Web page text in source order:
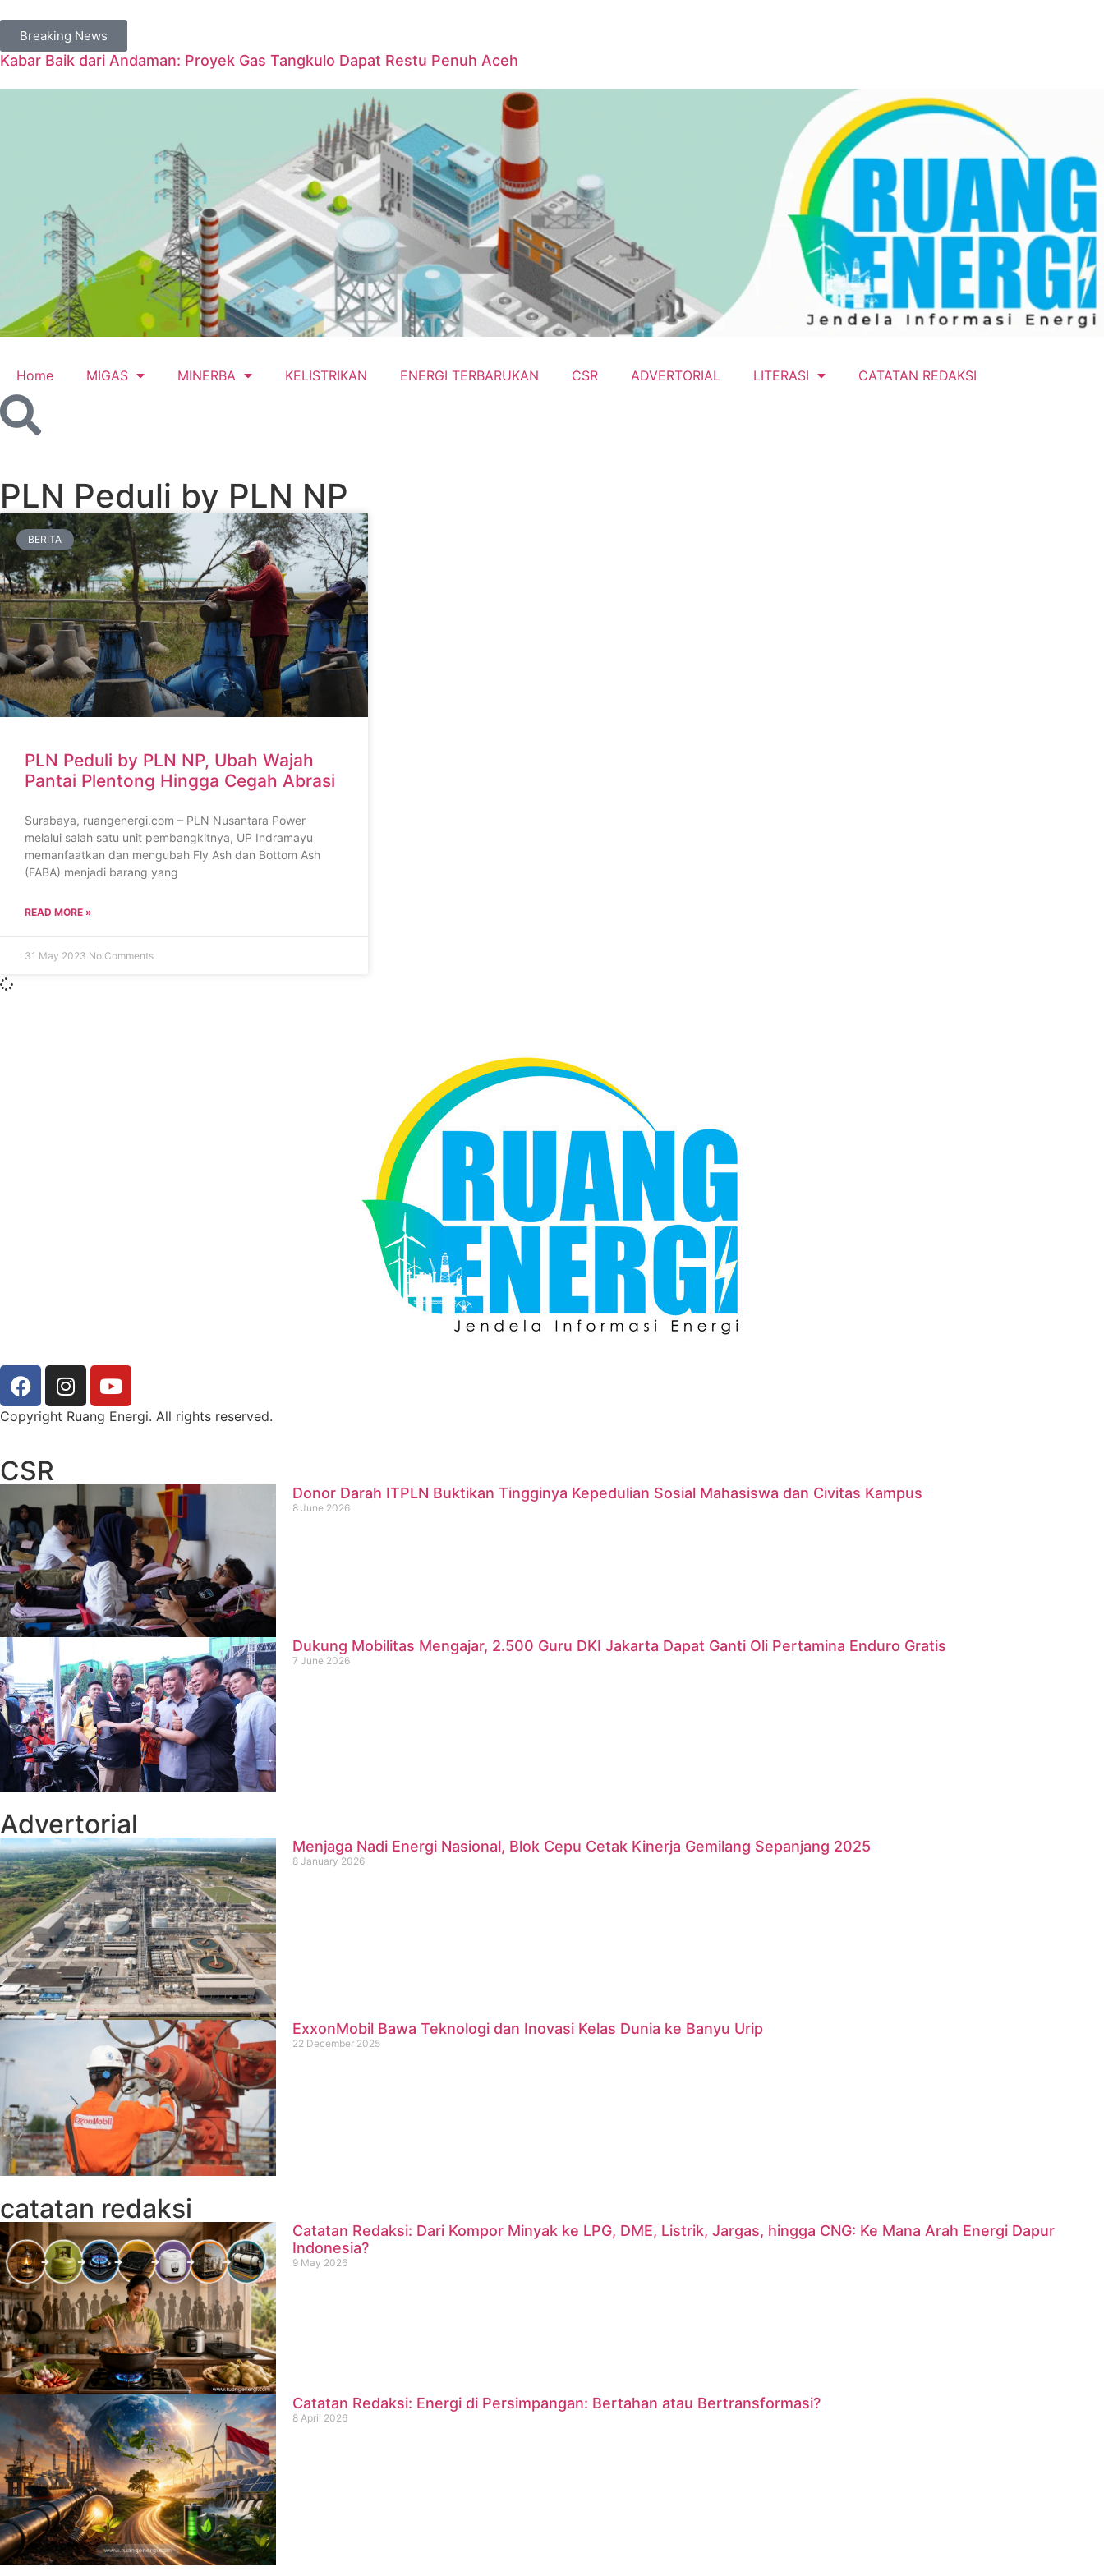
Breaking News
Kabar Baik dari Andaman: Proyek Gas Tangkulo Dapat Restu Penuh Aceh
Home MIGAS MINERBA KELISTRIKAN ENERGI TERBARUKAN CSR ADVERTORIAL LITERASI CATATAN REDAKSI
PLN Peduli by PLN NP
BERITA
PLN Peduli by PLN NP, Ubah Wajah
Pantai Plentong Hingga Cegah Abrasi
Surabaya, ruangenergi.com – PLN Nusantara Power
melalui salah satu unit pembangkitnya, UP Indramayu
memanfaatkan dan mengubah Fly Ash dan Bottom Ash
(FABA) menjadi barang yang
READ MORE »
31 May 2023 No Comments
Copyright Ruang Energi. All rights reserved.
CSR
Donor Darah ITPLN Buktikan Tingginya Kepedulian Sosial Mahasiswa dan Civitas Kampus
8 June 2026
Dukung Mobilitas Mengajar, 2.500 Guru DKI Jakarta Dapat Ganti Oli Pertamina Enduro Gratis
7 June 2026
Advertorial
Menjaga Nadi Energi Nasional, Blok Cepu Cetak Kinerja Gemilang Sepanjang 2025
8 January 2026
ExxonMobil Bawa Teknologi dan Inovasi Kelas Dunia ke Banyu Urip
22 December 2025
catatan redaksi
Catatan Redaksi: Dari Kompor Minyak ke LPG, DME, Listrik, Jargas, hingga CNG: Ke Mana Arah Energi Dapur
Indonesia?
9 May 2026
Catatan Redaksi: Energi di Persimpangan: Bertahan atau Bertransformasi?
8 April 2026